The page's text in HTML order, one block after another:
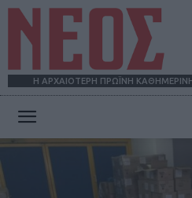
Η ΑΡΧΑΙΟΤΕΡΗ ΠΡΩΪΝΗ